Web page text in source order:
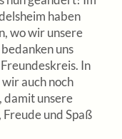
haben
wo wir unsere
uns
In
auch noch
damit unsere
und Spaß